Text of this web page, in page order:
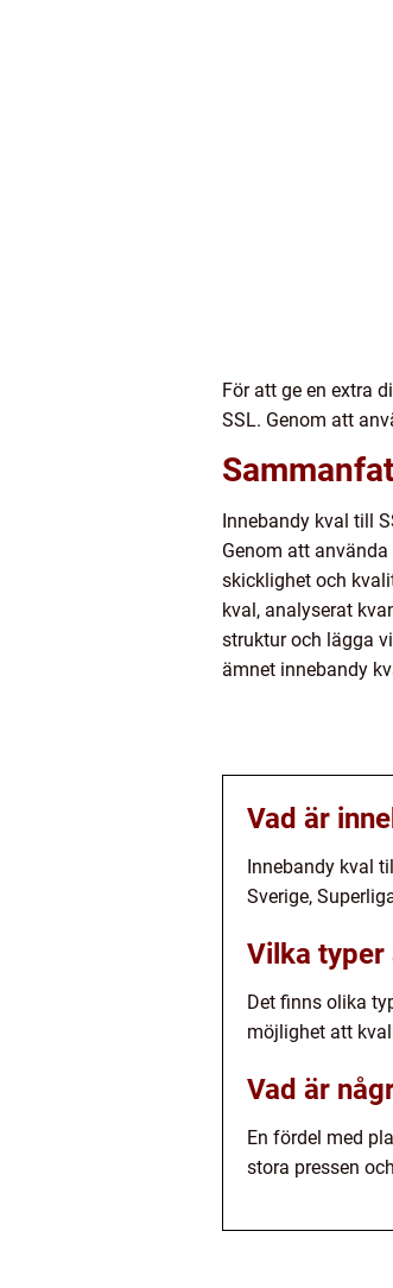
För att ge en extra
SSL. Genom att
Innebandy kval till
Genom att
skicklighet och
kval, analyserat
struktur och lägga
ämnet innebandy
Vad är
Innebandy kval
Sverige,
Vilka typer
Det finns olika
möjlighet att
Vad är
En fördel med
stora pressen